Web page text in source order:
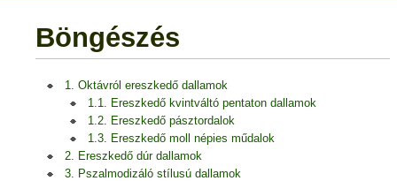
Böngészés
1. Oktávról ereszkedő dallamok
1.1. Ereszkedő kvintváltó pentaton dallamok
1.2. Ereszkedő pásztordalok
1.3. Ereszkedő moll népies műdalok
2. Ereszkedő dúr dallamok
3. Pszalmodizáló stílusú dallamok